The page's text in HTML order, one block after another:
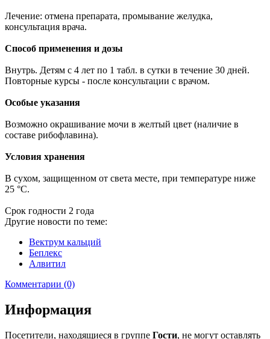
Лечение: отмена препарата, промывание желудка,
консультация врача.
Способ применения и дозы
Внутрь. Детям с 4 лет по 1 табл. в сутки в течение 30 дней.
Повторные курсы - после консультации с врачом.
Особые указания
Возможно окрашивание мочи в желтый цвет (наличие в
составе рибофлавина).
Условия хранения
В сухом, защищенном от света месте, при температуре ниже
25 °C.
Срок годности 2 года
Другие новости по теме:
Вектрум кальций
Беплекс
Алвитил
Комментарии (0)
Информация
Посетители, находящиеся в группе Гости, не могут оставлять